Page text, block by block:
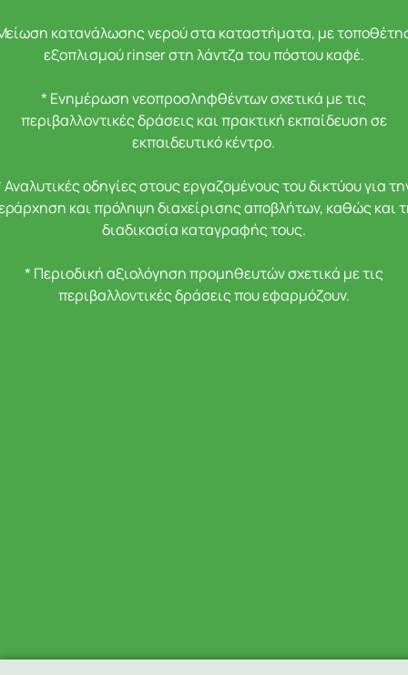
κατανάλωσης νερού στα καταστήματα, με
εξοπλισμού rinser στη λάντζα του πόστου καφέ.
* Ενημέρωση νεοπροσληφθέντων σχετικά με τις
περιβαλλοντικές δράσεις και πρακτική εκπαίδευση σε
εκπαιδευτικό κέντρο.
Αναλυτικές οδηγίες στους εργαζομένους του δικτύου για
και πρόληψη διαχείρισης αποβλήτων, καθώς και
διαδικασία καταγραφής τους.
* Περιοδική αξιολόγηση προμηθευτών σχετικά με τις
περιβαλλοντικές δράσεις που εφαρμόζουν.